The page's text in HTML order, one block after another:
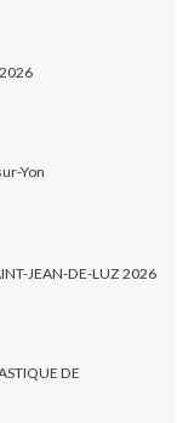
Yon
JEAN-DE-LUZ 2026
DE